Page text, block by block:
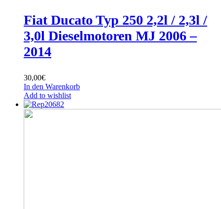
Fiat Ducato Typ 250 2,2l / 2,3l /
3,0l Dieselmotoren MJ 2006 –
2014
30,00€
In den Warenkorb
Add to wishlist